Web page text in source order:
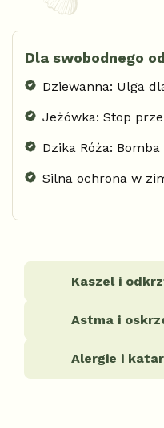
Dla swobodnego
Dziewanna: Ulga
Jeżówka: Stop
Dzika Róża:
Silna ochrona w
Kaszel i
Astma i
Alergie i